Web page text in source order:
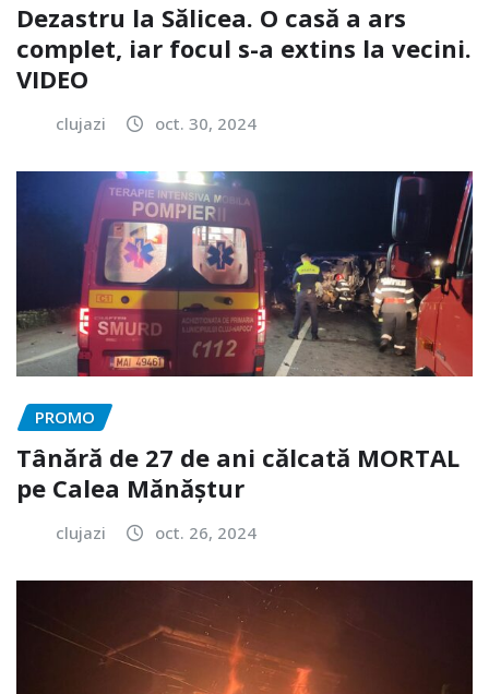
Dezastru la Sălicea. O casă a ars
complet, iar focul s-a extins la vecini.
VIDEO
clujazi oct. 30, 2024
PROMO
Tânără de 27 de ani călcată MORTAL
pe Calea Mănăștur
clujazi oct. 26, 2024